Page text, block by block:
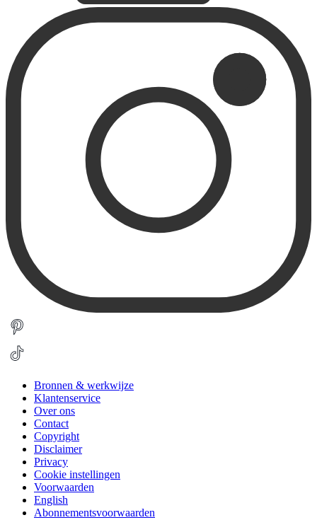
Bronnen & werkwijze
Klantenservice
Over ons
Contact
Copyright
Disclaimer
Privacy
Cookie instellingen
Voorwaarden
English
Abonnementsvoorwaarden